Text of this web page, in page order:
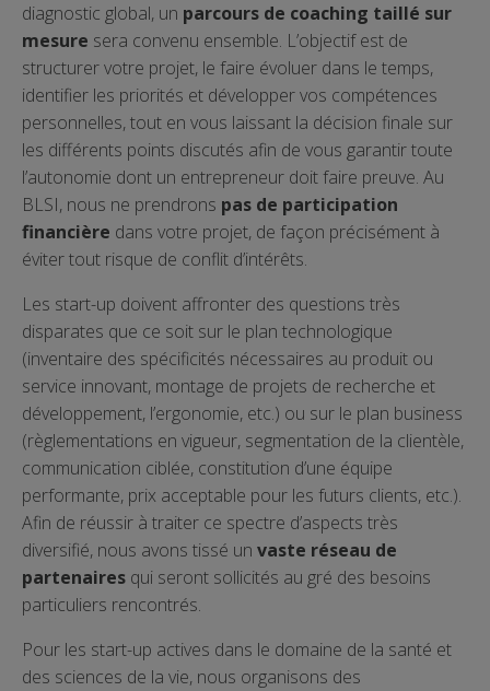
diagnostic global, un parcours de coaching taillé sur
mesure sera convenu ensemble. L’objectif est de
structurer votre projet, le faire évoluer dans le temps,
identifier les priorités et développer vos compétences
personnelles, tout en vous laissant la décision finale sur
les différents points discutés afin de vous garantir toute
l’autonomie dont un entrepreneur doit faire preuve. Au
BLSI, nous ne prendrons pas de participation
financière dans votre projet, de façon précisément à
éviter tout risque de conflit d’intérêts.
Les start-up doivent affronter des questions très
disparates que ce soit sur le plan technologique
(inventaire des spécificités nécessaires au produit ou
service innovant, montage de projets de recherche et
développement, l’ergonomie, etc.) ou sur le plan business
(règlementations en vigueur, segmentation de la clientèle,
communication ciblée, constitution d’une équipe
performante, prix acceptable pour les futurs clients, etc.).
Afin de réussir à traiter ce spectre d’aspects très
diversifié, nous avons tissé un vaste réseau de
partenaires qui seront sollicités au gré des besoins
particuliers rencontrés.
Pour les start-up actives dans le domaine de la santé et
des sciences de la vie, nous organisons des